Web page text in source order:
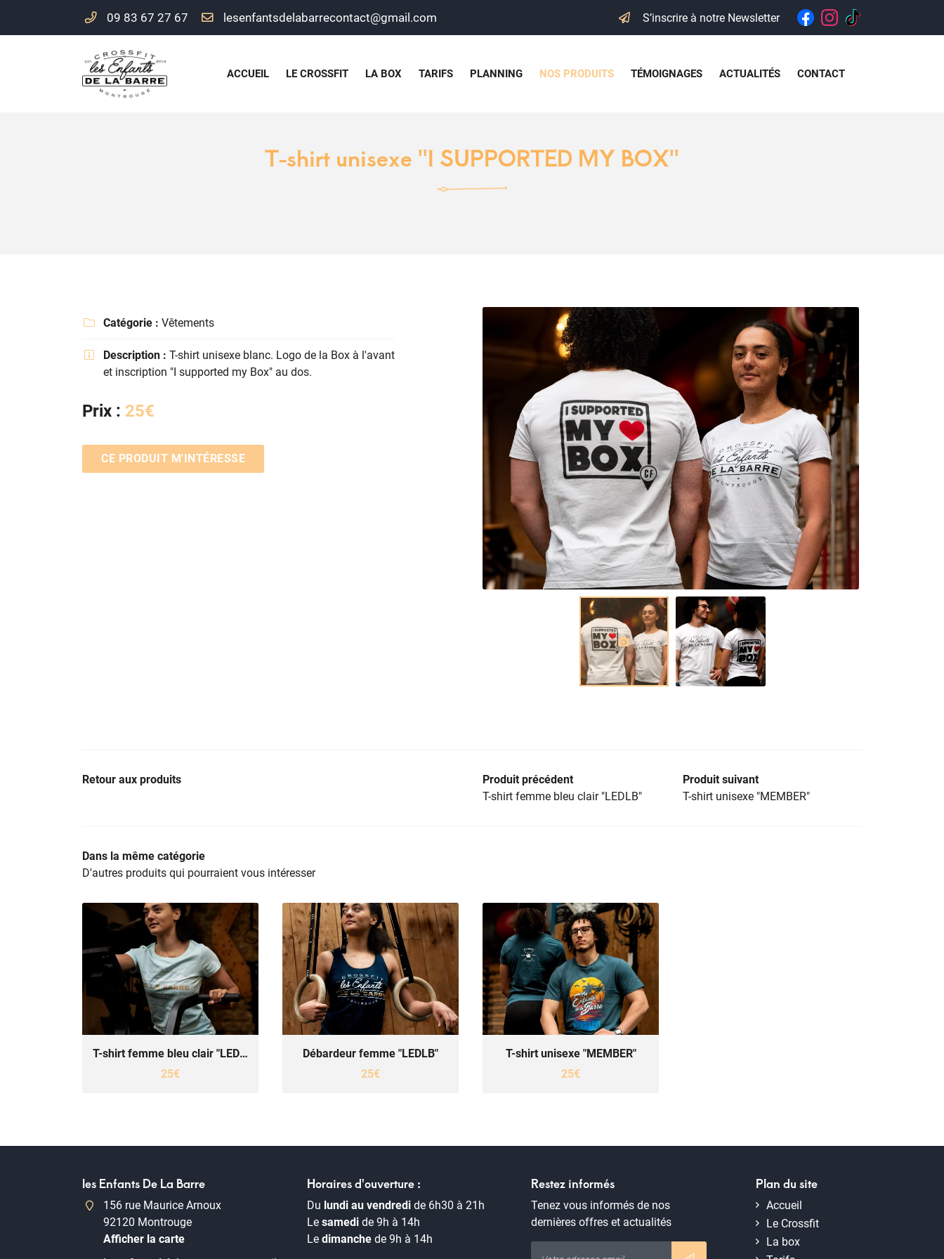
09 83 67 27 67 S’inscrire à notre Newsletter
ACCUEIL LE CROSSFIT LA BOX TARIFS PLANNING NOS PRODUITS TÉMOIGNAGES ACTUALITÉS CONTACT
09 83 67 27 67
Recopier le code ci-contre
Rafraîchir le captcha
le formulaire de désinscription
INSCRIPTION
T-shirt unisexe "I SUPPORTED MY BOX"
 Catégorie : Vêtements
 Description : T-shirt unisexe blanc. Logo de la Box à l'avant
et inscription "I supported my Box" au dos.
Prix : 25€
CE PRODUIT M'INTÉRESSE
Retour aux produits
Produit précédent
T-shirt femme bleu clair "LEDLB"
Produit suivant
T-shirt unisexe "MEMBER"
Dans la même catégorie
D'autres produits qui pourraient vous intéresser
T-shirt femme bleu clair "LEDLB"
25€
Débardeur femme "LEDLB"
25€
T-shirt unisexe "MEMBER"
25€
les Enfants De La Barre
156 rue Maurice Arnoux
92120 Montrouge
Afficher la carte
Horaires d'ouverture :
Du lundi au vendredide 6h30 à 21h
Lesamedi de 9h à 14h
Le dimanchede 9h à 14h
Restez informés
Tenez vous informés de nos
dernières offres et actualités
Plan du site
Accueil
Le Crossfit
La box